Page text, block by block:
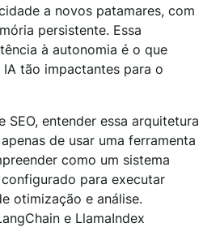
a novos patamares, com
persistente. Essa
à autonomia é o que
tão impactantes para o
SEO, entender essa arquitetura
de usar uma ferramenta
como um sistema
para executar
otimização e análise.
e LlamaIndex